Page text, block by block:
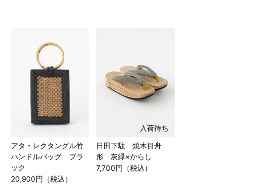
アタ・レクタングル竹
ハンドルバッグ ブラ
ック
20,900円（税込）
入荷待ち
日田下駄 焼木目舟
形 灰緑×からし
7,700円（税込）